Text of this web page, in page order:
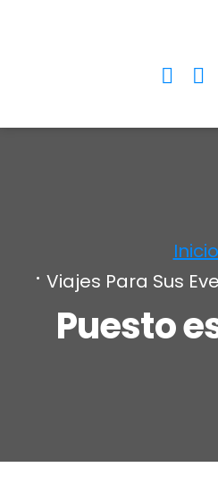
06 23
Inicio
Viajes Para Sus
Puesto